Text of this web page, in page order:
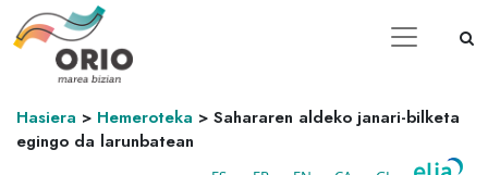
Hasiera > Hemeroteka > Sahararen aldeko janari-bilketa
egingo da larunbatean